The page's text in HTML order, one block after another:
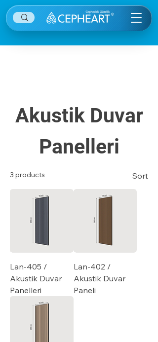
Akustik Duvar
Panelleri
3 products Sort
Lan-405 /
Akustik Duvar
Panelleri
Lan-402 /
Akustik Duvar
Paneli